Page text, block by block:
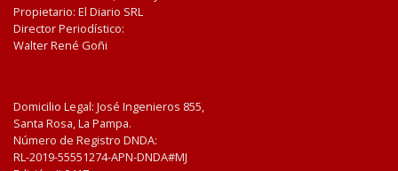
Propietario: El Diario SRL
Director Periodístico:
Walter René Goñi
Domicilio Legal: José Ingenieros 855,
Santa Rosa, La Pampa.
Número de Registro DNDA:
RL-2019-55551274-APN-DNDA#MJ